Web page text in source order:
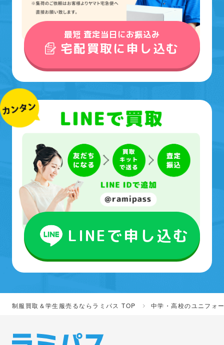
最短 査定当日にお振込み
宅配買取に申し込む
LINEで申し込む
制服買取＆学生服売るならラミパス TOP 中学・高校のユニフォ